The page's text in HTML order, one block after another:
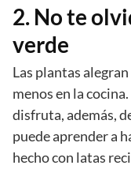
2. No te
verde
Las plantas
menos en la
disfruta, además,
puede aprender a
hecho con latas